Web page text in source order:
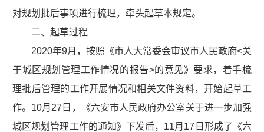
对规划批后事项进行梳理，牵头起草本规定。
二、起草过程
2020年9月，按照《市人大常委会审议市人民政府<关
于城区规划管理工作情况的报告>的意见》要求，着手梳
理批后管理的工作开展情况和相关文件资料，开始起草工
作。10月27日，《六安市人民政府办公室关于进一步加强
城区规划管理工作的通知》下发后，11月17日形成了《六